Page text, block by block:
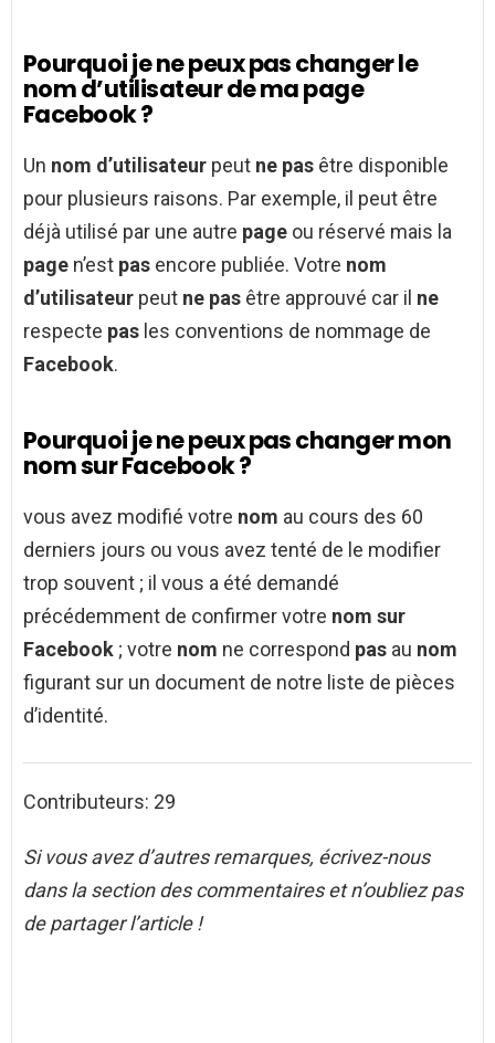
Pourquoi je ne peux pas changer le
nom d’utilisateur de ma page
Facebook ?
Un nom d’utilisateur peut ne pas être disponible
pour plusieurs raisons. Par exemple, il peut être
déjà utilisé par une autre page ou réservé mais la
page n’est pas encore publiée. Votre nom
d’utilisateur peut ne pas être approuvé car il ne
respecte pas les conventions de nommage de
Facebook.
Pourquoi je ne peux pas changer mon
nom sur Facebook ?
vous avez modifié votre nom au cours des 60
derniers jours ou vous avez tenté de le modifier
trop souvent ; il vous a été demandé
précédemment de confirmer votre nom sur
Facebook ; votre nom ne correspond pas au nom
figurant sur un document de notre liste de pièces
d’identité.
Contributeurs: 29
Si vous avez d’autres remarques, écrivez-nous
dans la section des commentaires et n’oubliez pas
de partager l’article !